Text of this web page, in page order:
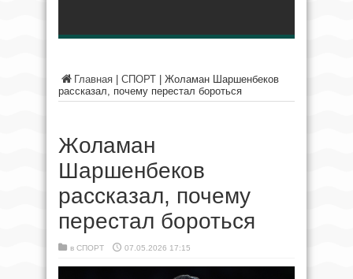
Главная СПОРТ
Жоламан Шаршенбеков
рассказал, почему перестал бороться
Жоламан
Шаршенбеков
рассказал, почему
перестал бороться
в СПОРТ 07.05.2026 17:15